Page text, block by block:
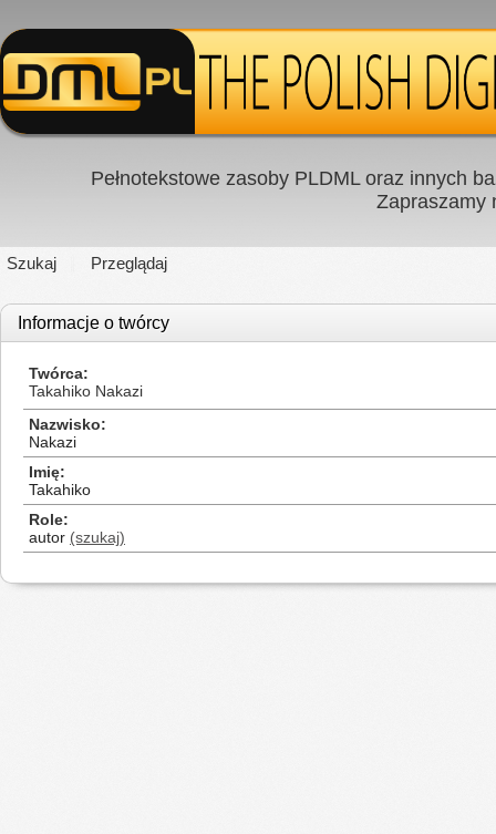
Pełnotekstowe zasoby PLDML oraz innych
Zapraszamy
Szukaj Przeglądaj
Informacje o twórcy
Twórca
Takahiko Nakazi
Nazwisko
Nakazi
Imię
Takahiko
Role
autor (szukaj)